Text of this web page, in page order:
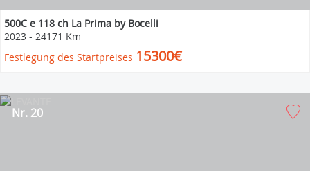
500C e 118 ch La Prima by Bocelli
2023 - 24171 Km
Festlegung des Startpreises 15300€
Nr. 20